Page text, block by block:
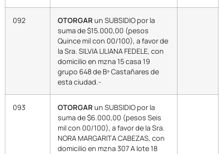
092 OTORGAR un SUBSIDIO por la
suma de $15.000,00 (pesos
Quince mil con 00/100), a favor de
la Sra. SILVIA LILIANA FEDELE, con
domicilio en mzna 15 casa 19
grupo 648 de Bº Castañares de
esta ciudad.-
093 OTORGAR un SUBSIDIO por la
suma de $6.000,00 (pesos Seis
mil con 00/100), a favor de la Sra.
NORA MARGARITA CABEZAS, con
domicilio en mzna 307 A lote 18